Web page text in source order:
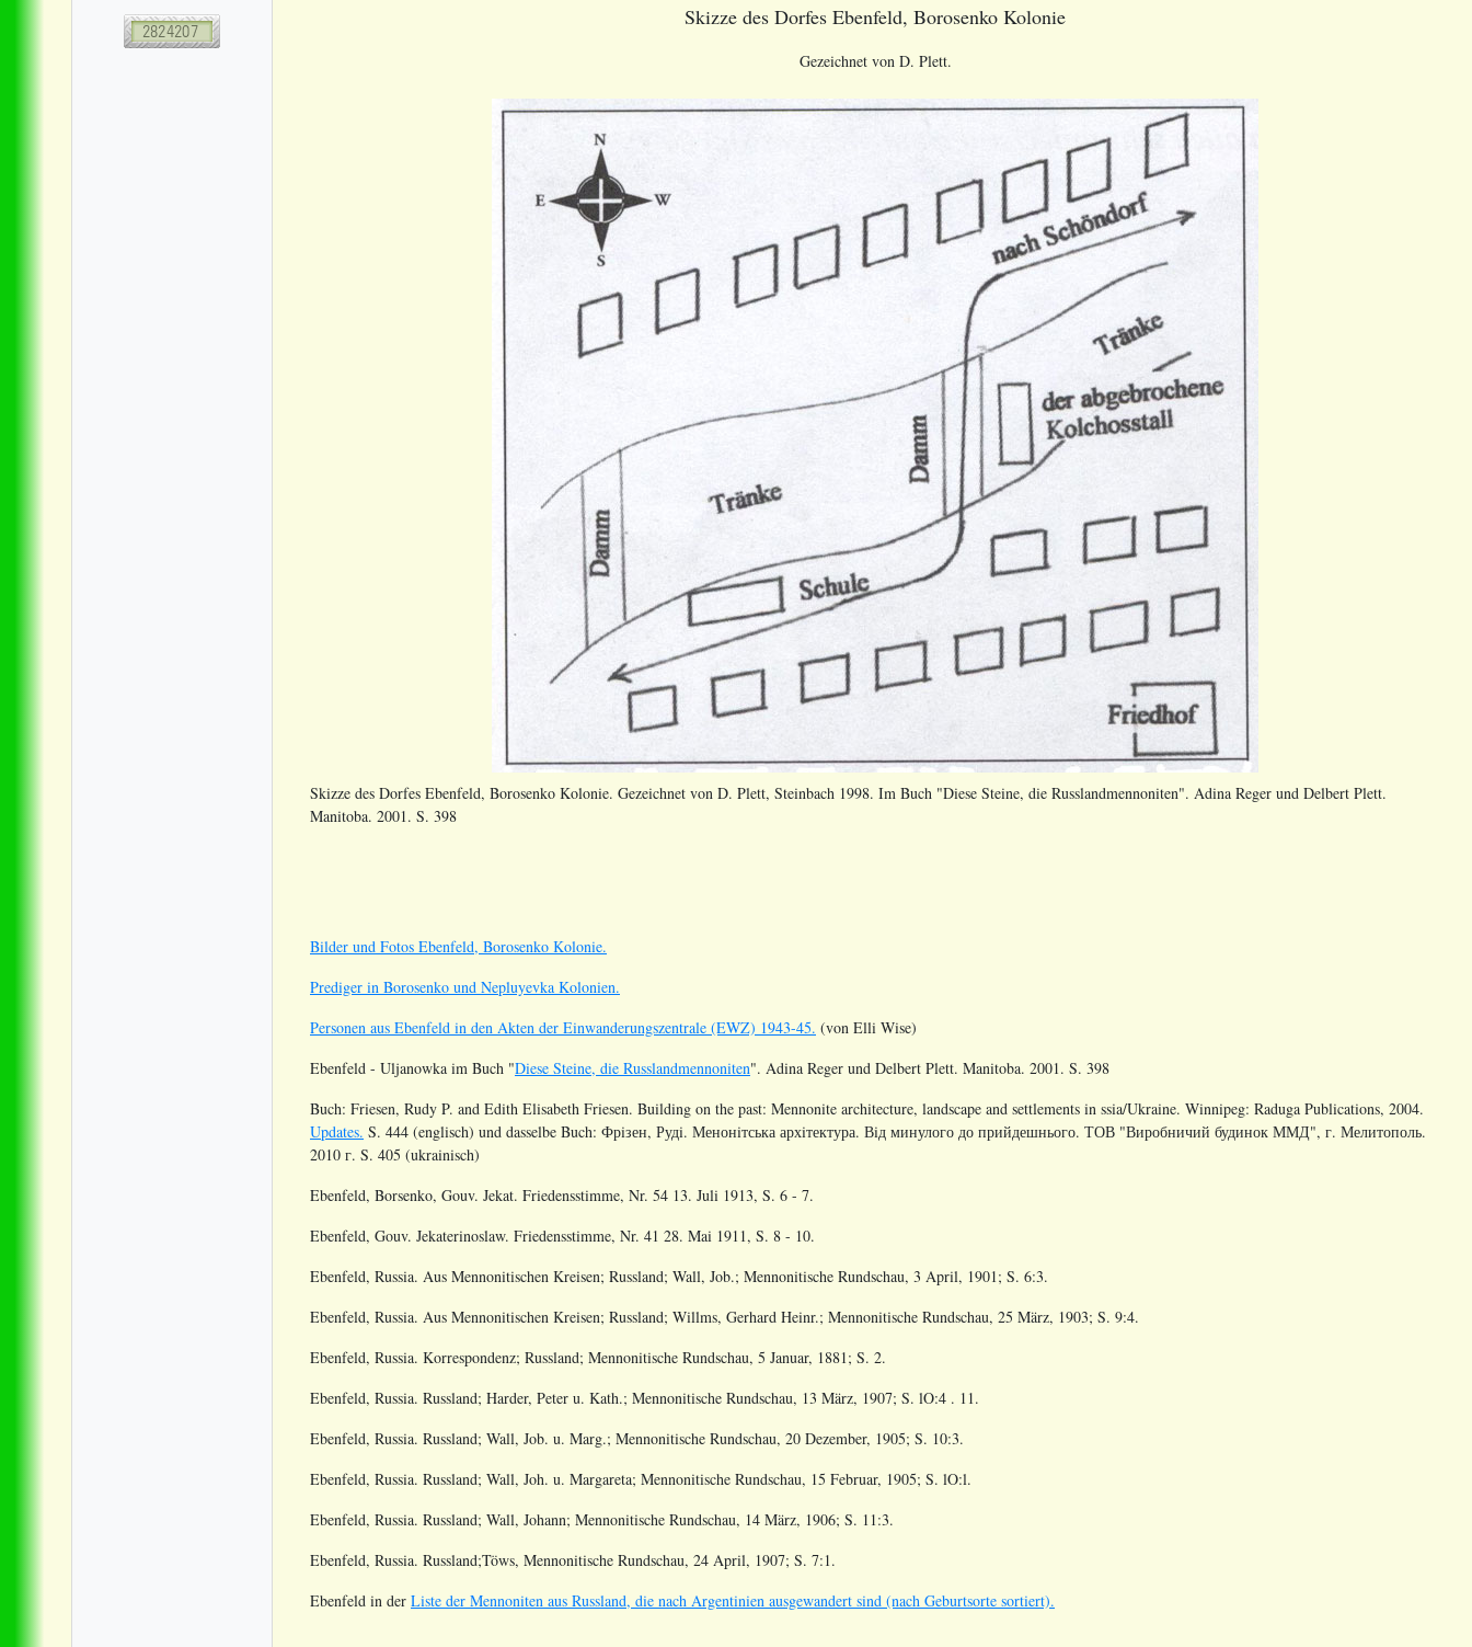
Skizze des Dorfes Ebenfeld, Borosenko Kolonie
Gezeichnet von D. Plett.
Skizze des Dorfes Ebenfeld, Borosenko Kolonie. Gezeichnet von D. Plett, Steinbach 1998. Im Buch "Diese Steine, die Russlandmennoniten". Adina Reger und Delbert Plett.
Manitoba. 2001. S. 398
Bilder und Fotos Ebenfeld, Borosenko Kolonie.
Prediger in Borosenko und Nepluyevka Kolonien.
Personen aus Ebenfeld in den Akten der Einwanderungszentrale (EWZ) 1943-45. (von Elli Wise)
Ebenfeld - Uljanowka im Buch "Diese Steine, die Russlandmennoniten". Adina Reger und Delbert Plett. Manitoba. 2001. S. 398
Buch: Friesen, Rudy P. and Edith Elisabeth Friesen. Building on the past: Mennonite architecture, landscape and settlements in ssia/Ukraine. Winnipeg: Raduga Publications, 2004.
Updates. S. 444 (englisch) und dasselbe Buch: Фрiзен, Рудi. Менонiтська архiтектура. Вiд минулого до прийдешнього. ТОВ "Виробничий будинок ММД", г. Мелитополь.
2010 г. S. 405 (ukrainisch)
Ebenfeld, Borsenko, Gouv. Jekat. Friedensstimme, Nr. 54 13. Juli 1913, S. 6 - 7.
Ebenfeld, Gouv. Jekaterinoslaw. Friedensstimme, Nr. 41 28. Mai 1911, S. 8 - 10.
Ebenfeld, Russia. Aus Mennonitischen Kreisen; Russland; Wall, Job.; Mennonitische Rundschau, 3 April, 1901; S. 6:3.
Ebenfeld, Russia. Aus Mennonitischen Kreisen; Russland; Willms, Gerhard Heinr.; Mennonitische Rundschau, 25 März, 1903; S. 9:4.
Ebenfeld, Russia. Korrespondenz; Russland; Mennonitische Rundschau, 5 Januar, 1881; S. 2.
Ebenfeld, Russia. Russland; Harder, Peter u. Kath.; Mennonitische Rundschau, 13 März, 1907; S. lO:4 . 11.
Ebenfeld, Russia. Russland; Wall, Job. u. Marg.; Mennonitische Rundschau, 20 Dezember, 1905; S. 10:3.
Ebenfeld, Russia. Russland; Wall, Joh. u. Margareta; Mennonitische Rundschau, 15 Februar, 1905; S. lO:l.
Ebenfeld, Russia. Russland; Wall, Johann; Mennonitische Rundschau, 14 März, 1906; S. 11:3.
Ebenfeld, Russia. Russland;Töws, Mennonitische Rundschau, 24 April, 1907; S. 7:1.
Ebenfeld in der Liste der Mennoniten aus Russland, die nach Argentinien ausgewandert sind (nach Geburtsorte sortiert).